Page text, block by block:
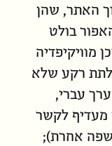
האתר, שהן
בולט
מוויקיפדיה
לתת רקע שלא
עברי,
מעדיף לקשר
אחרת);